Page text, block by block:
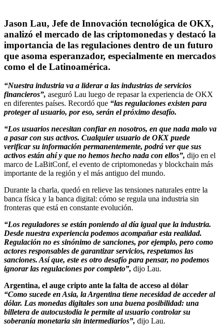
Jason Lau, Jefe de Innovación tecnológica de OKX,
analizó el mercado de las criptomonedas y destacó la
importancia de las regulaciones dentro de un futuro
que asoma esperanzador, especialmente en mercados
como el de Latinoamérica.
“Nuestra industria va a liderar a las industrias de servicios
financieros”, aseguró Lau luego de repasar la experiencia de OKX
en diferentes países. Recordó que “las regulaciones existen para
proteger al usuario, por eso, serán el próximo desafío.
“Los usuarios necesitan confiar en nosotros, en que nada malo va
a pasar con sus activos. Cualquier usuario de OKX puede
verificar su información permanentemente, podrá ver que sus
activos están ahí y que no hemos hecho nada con ellos”, dijo en el
marco de LaBitConf, el evento de criptomonedas y blockchain más
importante de la región y el más antiguo del mundo.
Durante la charla, quedó en relieve las tensiones naturales entre la
banca física y la banca digital: cómo se regula una industria sin
fronteras que está en constante evolución.
“Los reguladores se están poniendo al día igual que la industria.
Desde nuestra experiencia podemos acompañar esta realidad.
Regulación no es sinónimo de sanciones, por ejemplo, pero como
actores responsables de garantizar servicios, respetamos las
sanciones. Así que, este es otro desafío para pensar, no podemos
ignorar las regulaciones por completo”, dijo Lau.
Argentina, el auge cripto ante la falta de acceso al dólar
“Como sucede en Asia, la Argentina tiene necesidad de acceder al
dólar. Las monedas digitales son una buena posibilidad: una
billetera de autocustodia le permite al usuario controlar su
soberanía monetaria sin intermediarios”, dijo Lau.